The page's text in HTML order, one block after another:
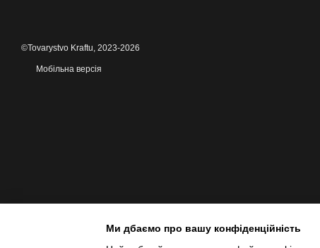
©Tovarystvo Kraftu, 2023-2026
Мобільна версія
Ми дбаємо про вашу конфіденційність